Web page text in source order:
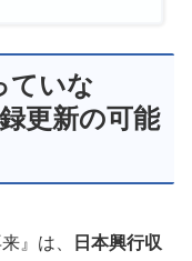
ていな
更新の可能
』は、
日本興行収